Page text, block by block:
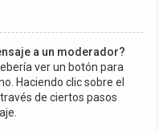
a un moderador?
ver un botón para
Haciendo clic sobre el
de ciertos pasos